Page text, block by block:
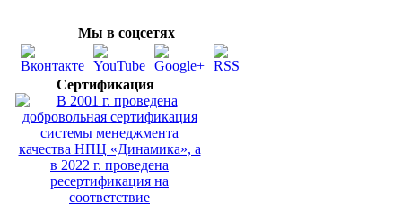
Мы в соцсетях
Сертификация